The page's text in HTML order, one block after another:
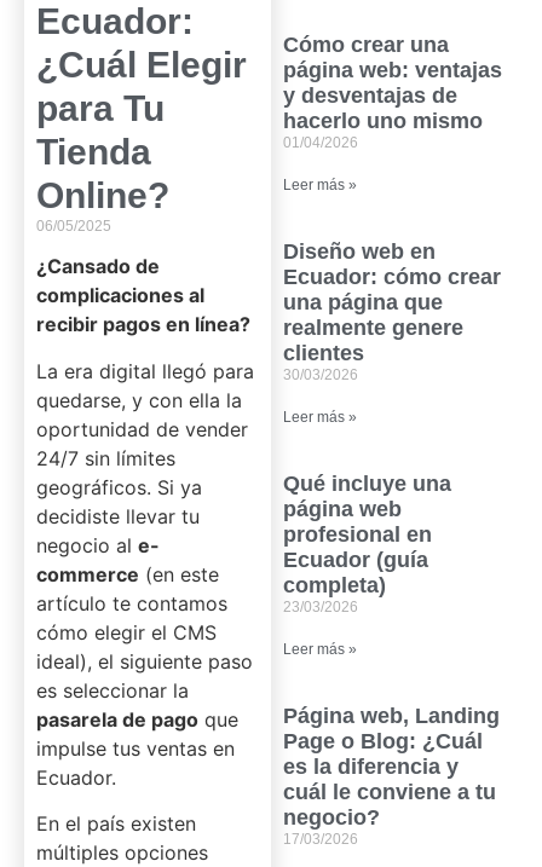
Ecuador:
¿Cuál Elegir
para Tu
Tienda
Online?
06/05/2025
¿Cansado de
complicaciones al
recibir pagos en línea?
La era digital llegó para
quedarse, y con ella la
oportunidad de vender
24/7 sin límites
geográficos. Si ya
decidiste llevar tu
negocio al e-
commerce (en este
artículo te contamos
cómo elegir el CMS
ideal), el siguiente paso
es seleccionar la
pasarela de pago que
impulse tus ventas en
Ecuador.
En el país existen
múltiples opciones
Cómo crear una
página web: ventajas
y desventajas de
hacerlo uno mismo
01/04/2026
Leer más »
Diseño web en
Ecuador: cómo crear
una página que
realmente genere
clientes
30/03/2026
Leer más »
Qué incluye una
página web
profesional en
Ecuador (guía
completa)
23/03/2026
Leer más »
Página web, Landing
Page o Blog: ¿Cuál
es la diferencia y
cuál le conviene a tu
negocio?
17/03/2026